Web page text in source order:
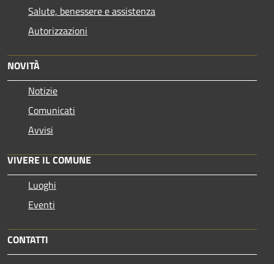
Salute, benessere e assistenza
Autorizzazioni
NOVITÀ
Notizie
Comunicati
Avvisi
VIVERE IL COMUNE
Luoghi
Eventi
CONTATTI